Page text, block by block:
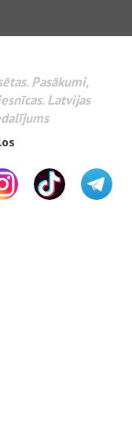
Pasākumi,
Latvijas